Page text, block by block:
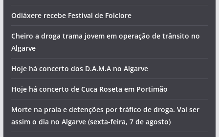
Odiáxere recebe Festival de Folclore
Cheiro a droga trama jovem em operação de trânsito no
Algarve
Hoje há concerto dos D.A.M.A no Algarve
Hoje há concerto de Cuca Roseta em Portimão
Morte na praia e detenções por tráfico de droga. Vai ser
assim o dia no Algarve (sexta-feira, 7 de agosto)